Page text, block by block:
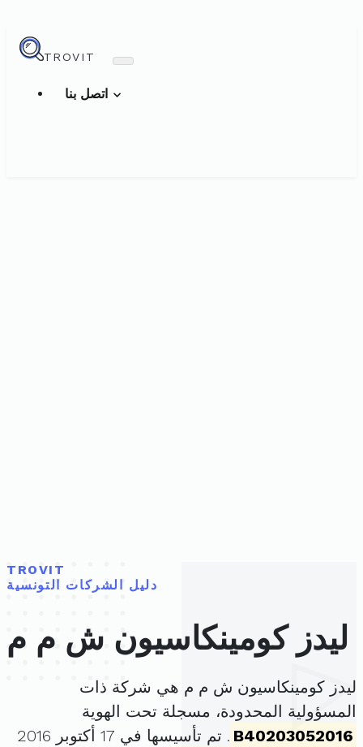
TROVIT
TROVIT
دليل الشركات التونسية
ليدز كومينكاسيون ش م م
ليدز كومينكاسيون ش م م هي شركة ذات
المسؤولية المحدودة، مسجلة تحت الهوية
B40203052016
. تم تأسيسها في 17 أكتوبر 2016